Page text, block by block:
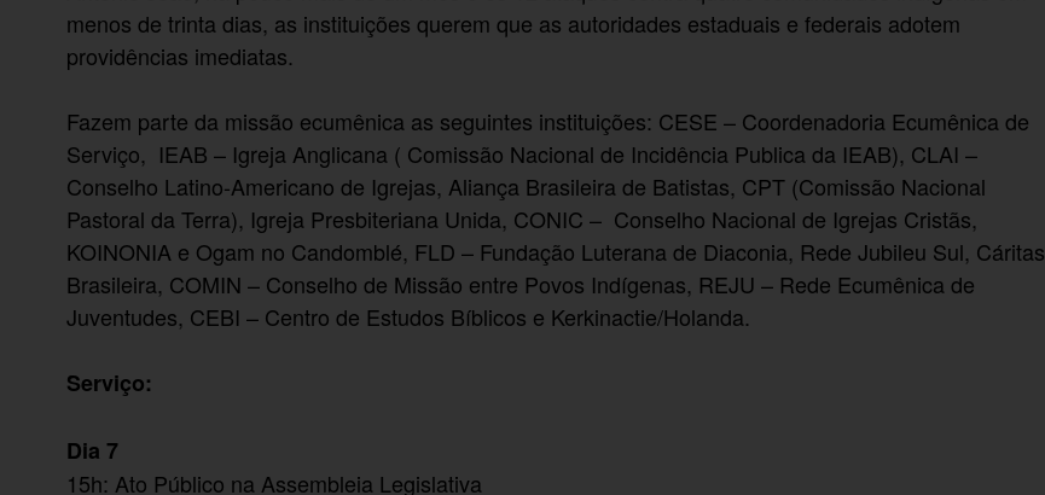
menos de trinta dias, as instituições querem que as autoridades estaduais e federais adotem
providências imediatas.
Fazem parte da missão ecumênica as seguintes instituições: CESE – Coordenadoria Ecumênica de
Serviço, IEAB – Igreja Anglicana ( Comissão Nacional de Incidência Publica da IEAB), CLAI –
Conselho Latino-Americano de Igrejas, Aliança Brasileira de Batistas, CPT (Comissão Nacional
Pastoral da Terra), Igreja Presbiteriana Unida, CONIC – Conselho Nacional de Igrejas Cristãs,
KOINONIA e Ogam no Candomblé, FLD – Fundação Luterana de Diaconia, Rede Jubileu Sul, Cáritas
Brasileira, COMIN – Conselho de Missão entre Povos Indígenas, REJU – Rede Ecumênica de
Juventudes, CEBI – Centro de Estudos Bíblicos e Kerkinactie/Holanda.
Serviço:
Dia 7
15h: Ato Público na Assembleia Legislativa